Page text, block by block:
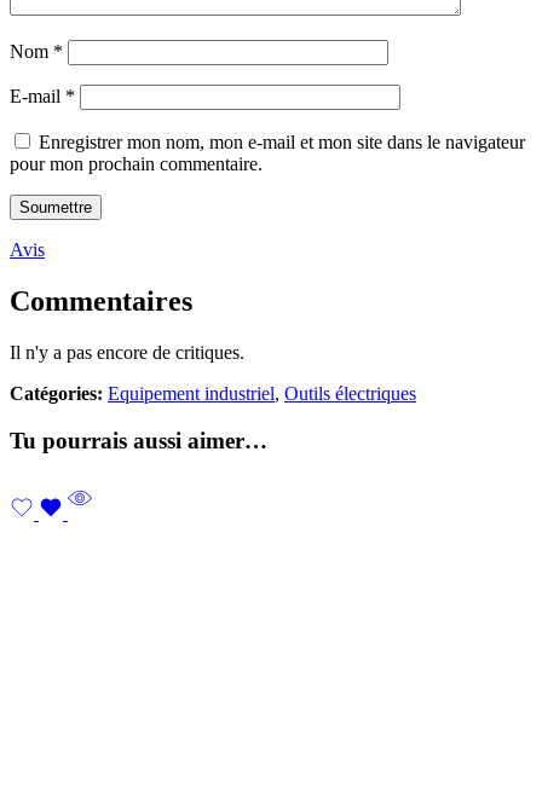
Nom *
E-mail *
Enregistrer mon nom, mon e-mail et mon site dans le navigateur
pour mon prochain commentaire.
Avis
Commentaires
Il n'y a pas encore de critiques.
Catégories: Equipement industriel, Outils électriques
Tu pourrais aussi aimer…